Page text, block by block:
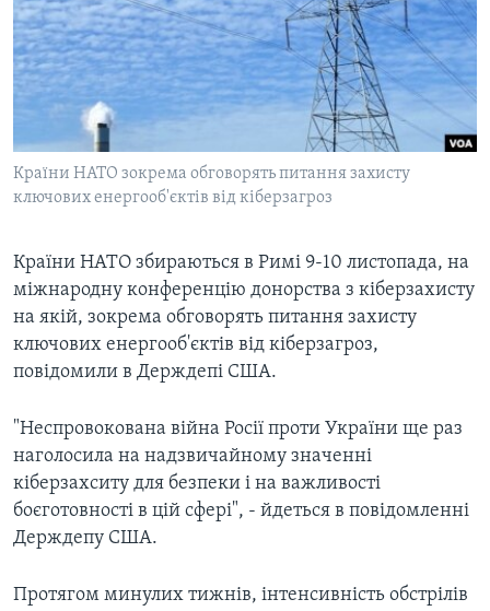
СУСПІЛЬСТВО
ЕКОНОМІКА
ІСТОРІЇ УСПІХУ УКРАЇНЦІВ
ТЕЛЕПРОГРАМИ
ЧАС-TIME
БРИФІНГ ГОЛОСУ АМЕРИКИ
ВІКНО В АМЕРИКУ
ПОГЛЯД З ВАШИНГТОНА
ENGLISH
Learning English
МИ В СОЦМЕРЕЖАХ
Мови
Країни НАТО зокрема обговорять питання захисту
ключових енергооб'єктів від кіберзагроз
Країни НАТО збираються в Римі 9-10 листопада, на
міжнародну конференцію донорства з кіберзахисту
на якій, зокрема обговорять питання захисту
ключових енергооб'єктів від кіберзагроз,
повідомили в Держдепі США.
"Неспровокована війна Росії проти України ще раз
наголосила на надзвичайному значенні
кіберзахситу для безпеки і на важливості
боєготовності в цій сфері", - йдеться в повідомленні
Держдепу США.
Протягом минулих тижнів, інтенсивність обстрілів